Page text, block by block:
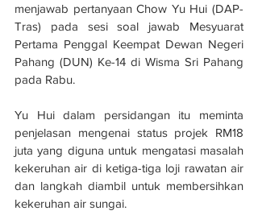
menjawab pertanyaan Chow Yu Hui (DAP-
Tras) pada sesi soal jawab Mesyuarat
Pertama Penggal Keempat Dewan Negeri
Pahang (DUN) Ke-14 di Wisma Sri Pahang
pada Rabu.
Yu Hui dalam persidangan itu meminta
penjelasan mengenai status projek RM18
juta yang diguna untuk mengatasi masalah
kekeruhan air di ketiga-tiga loji rawatan air
dan langkah diambil untuk membersihkan
kekeruhan air sungai.